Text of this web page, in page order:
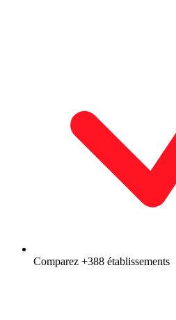
Comparez +388 établissements